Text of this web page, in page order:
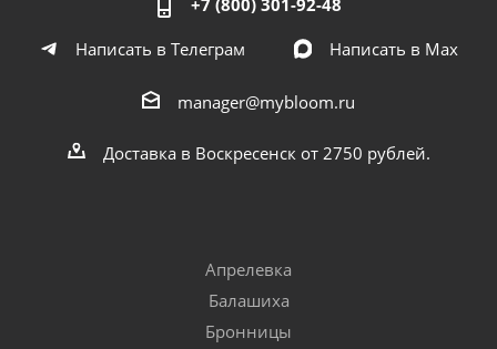
Написать в Телеграм
Написать в Мах
manager@mybloom.ru
Доставка в Воскресенск от 2750 рублей.
Апрелевка
Балашиха
Бронницы